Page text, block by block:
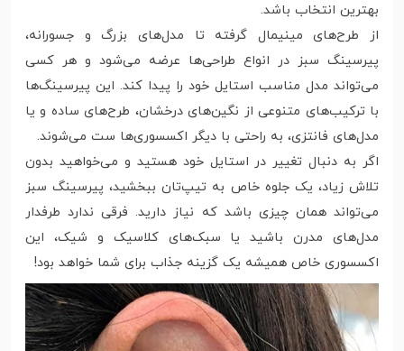
بهترین انتخاب باشد.
از طرح‌های مینیمال گرفته تا مدل‌های بزرگ و جسورانه،
پیرسینگ سبز در انواع طراحی‌ها عرضه می‌شود و هر کسی
می‌تواند مدل مناسب استایل خود را پیدا کند. این پیرسینگ‌ها
با ترکیب‌های متنوعی از نگین‌های درخشان، طرح‌های ساده و یا
مدل‌های فانتزی، به راحتی با دیگر اکسسوری‌ها ست می‌شوند.
اگر به دنبال تغییر در استایل خود هستید و می‌خواهید بدون
تلاش زیاد، یک جلوه خاص به تیپ‌تان ببخشید، پیرسینگ سبز
می‌تواند همان چیزی باشد که نیاز دارید. فرقی ندارد طرفدار
مدل‌های مدرن باشید یا سبک‌های کلاسیک و شیک، این
اکسسوری خاص همیشه یک گزینه جذاب برای شما خواهد بود!